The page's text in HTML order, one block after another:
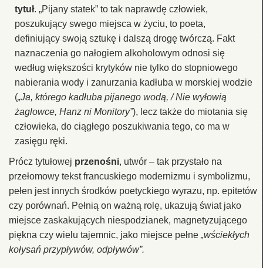
tytuł. „Pijany statek” to tak naprawdę człowiek,
poszukujący swego miejsca w życiu, to poeta,
definiujący swoją sztukę i dalszą drogę twórczą. Fakt
naznaczenia go nałogiem alkoholowym odnosi się
według większości krytyków nie tylko do stopniowego
nabierania wody i zanurzania kadłuba w morskiej wodzie
(„Ja, którego kadłuba pijanego wodą, / Nie wyłowią
żaglowce, Hanz ni Monitory”), lecz także do miotania się
człowieka, do ciągłego poszukiwania tego, co ma w
zasięgu ręki.
Prócz tytułowej przenośni, utwór – tak przystało na
przełomowy tekst francuskiego modernizmu i symbolizmu,
pełen jest innych środków poetyckiego wyrazu, np. epitetów
czy porównań. Pełnią on ważną rolę, ukazują świat jako
miejsce zaskakujących niespodzianek, magnetyzującego
piękna czy wielu tajemnic, jako miejsce pełne „wściekłych
kołysań przypływów, odpływów”.